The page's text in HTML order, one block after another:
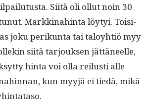
Siitä oli ollut noin 30
Markki­nahin­ta löy­tyi. Toisi­
joku perikun­ta tai taloy­htiö myy
siitä tar­jouk­sen jät­täneelle,
hin­ta voi olla reilusti alle
kun myyjä ei tiedä, mikä